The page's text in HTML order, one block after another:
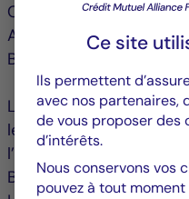
CACEIS Belgium S.A.
Avenue du Port 86C,
B-1000 Bruxelles
La Valeur Nette
le site
l’intermédiaire chargé
Belgique.
Ce site
Ils permettent
avec nos partenaires,
de vous proposer des
d’intérêts.
Nous conservons vos
pouvez à tout